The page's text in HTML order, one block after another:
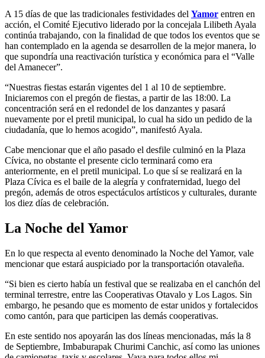
A 15 días de que las tradicionales festividades del Yamor entren en
acción, el Comité Ejecutivo liderado por la concejala Lilibeth Ayala
continúa trabajando, con la finalidad de que todos los eventos que se
han contemplado en la agenda se desarrollen de la mejor manera, lo
que supondría una reactivación turística y económica para el “Valle
del Amanecer”.
“Nuestras fiestas estarán vigentes del 1 al 10 de septiembre.
Iniciaremos con el pregón de fiestas, a partir de las 18:00. La
concentración será en el redondel de los danzantes y pasará
nuevamente por el pretil municipal, lo cual ha sido un pedido de la
ciudadanía, que lo hemos acogido”, manifestó Ayala.
Cabe mencionar que el año pasado el desfile culminó en la Plaza
Cívica, no obstante el presente ciclo terminará como era
anteriormente, en el pretil municipal. Lo que sí se realizará en la
Plaza Cívica es el baile de la alegría y confraternidad, luego del
pregón, además de otros espectáculos artísticos y culturales, durante
los diez días de celebración.
La Noche del Yamor
En lo que respecta al evento denominado la Noche del Yamor, vale
mencionar que estará auspiciado por la transportación otavaleña.
“Si bien es cierto había un festival que se realizaba en el canchón del
terminal terrestre, entre las Cooperativas Otavalo y Los Lagos. Sin
embargo, he pesando que es momento de estar unidos y fortalecidos
como cantón, para que participen las demás cooperativas.
En este sentido nos apoyarán las dos líneas mencionadas, más la 8
de Septiembre, Imbaburapak Churimi Canchic, así como las uniones